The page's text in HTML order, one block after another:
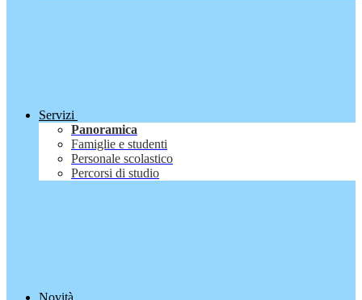
Servizi
Panoramica
Famiglie e studenti
Personale scolastico
Percorsi di studio